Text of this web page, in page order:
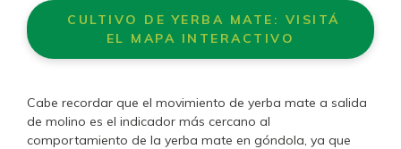
CULTIVO DE YERBA MATE: VISITÁ
EL MAPA INTERACTIVO
Cabe recordar que el movimiento de yerba mate a salida
de molino es el indicador más cercano al
comportamiento de la yerba mate en góndola, ya que